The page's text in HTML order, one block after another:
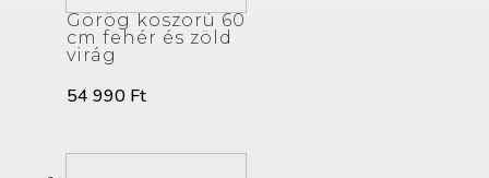
Görög koszorú 60
cm fehér és zöld
virág
54 990 Ft